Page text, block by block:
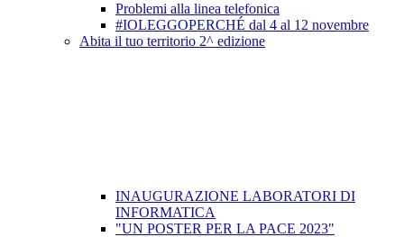
Problemi alla linea telefonica
#IOLEGGOPERCHÉ dal 4 al 12 novembre
Abita il tuo territorio 2^ edizione
INAUGURAZIONE LABORATORI DI
INFORMATICA
"UN POSTER PER LA PACE 2023"